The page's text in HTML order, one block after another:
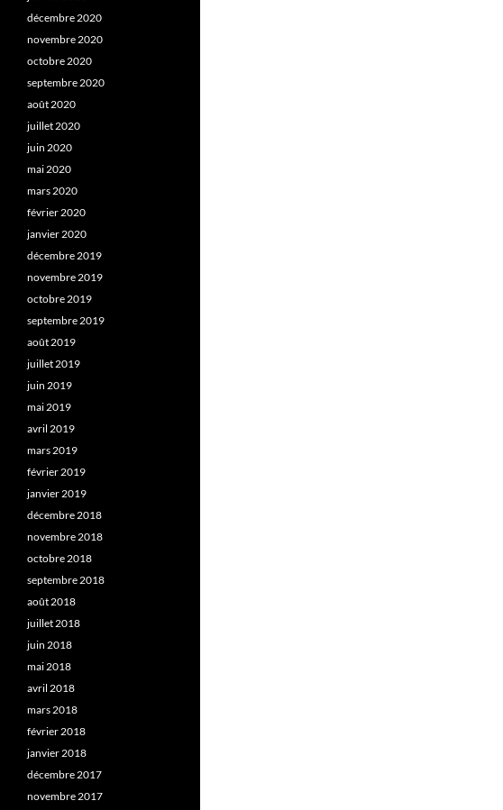
décembre 2020
novembre 2020
octobre 2020
septembre 2020
août 2020
juillet 2020
juin 2020
mai 2020
mars 2020
février 2020
janvier 2020
décembre 2019
novembre 2019
octobre 2019
septembre 2019
août 2019
juillet 2019
juin 2019
mai 2019
avril 2019
mars 2019
février 2019
janvier 2019
décembre 2018
novembre 2018
octobre 2018
septembre 2018
août 2018
juillet 2018
juin 2018
mai 2018
avril 2018
mars 2018
février 2018
janvier 2018
décembre 2017
novembre 2017